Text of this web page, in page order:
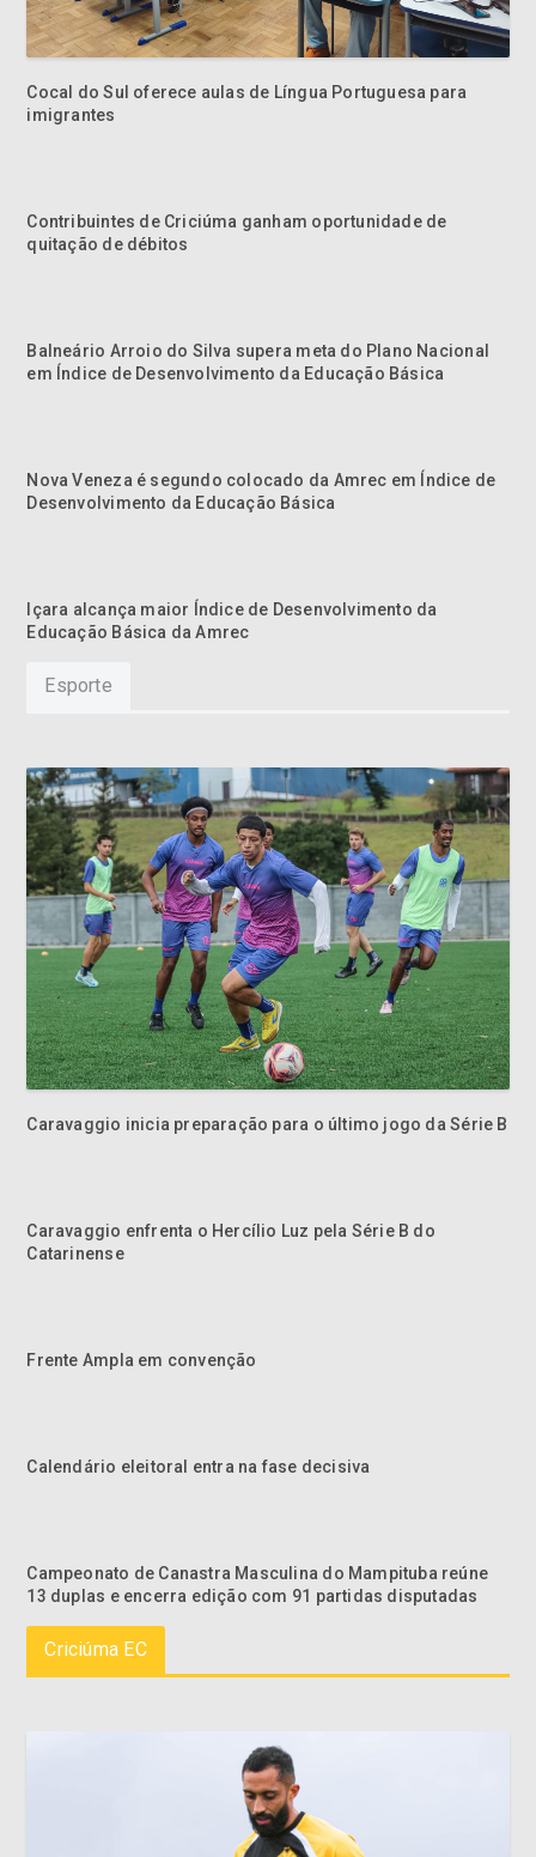
Cocal do Sul oferece aulas de Língua Portuguesa para
imigrantes
Contribuintes de Criciúma ganham oportunidade de
quitação de débitos
Balneário Arroio do Silva supera meta do Plano Nacional
em Índice de Desenvolvimento da Educação Básica
Nova Veneza é segundo colocado da Amrec em Índice de
Desenvolvimento da Educação Básica
Içara alcança maior Índice de Desenvolvimento da
Educação Básica da Amrec
Esporte
Caravaggio inicia preparação para o último jogo da Série B
Caravaggio enfrenta o Hercílio Luz pela Série B do
Catarinense
Frente Ampla em convenção
Calendário eleitoral entra na fase decisiva
Campeonato de Canastra Masculina do Mampituba reúne
13 duplas e encerra edição com 91 partidas disputadas
Criciúma EC